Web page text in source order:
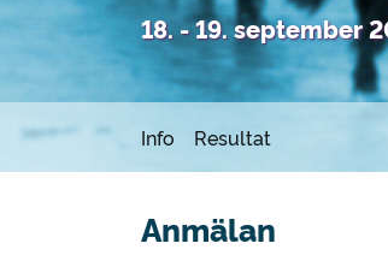
18. - 19. september
Info Resultat
Anmälan